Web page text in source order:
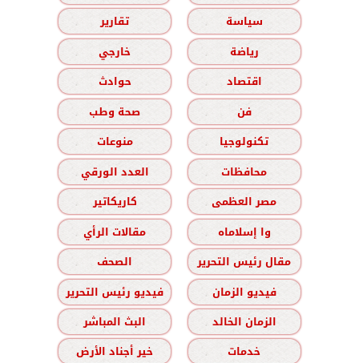
سياسة
تقارير
رياضة
خارجي
اقتصاد
حوادث
فن
صحة وطب
تكنولوجيا
منوعات
محافظات
العدد الورقي
مصر العظمى
كاريكاتير
وا إسلاماه
مقالات الرأي
مقال رئيس التحرير
الصحف
فيديو الزمان
فيديو رئيس التحرير
الزمان الخالد
البث المباشر
خدمات
خير أجناد الأرض